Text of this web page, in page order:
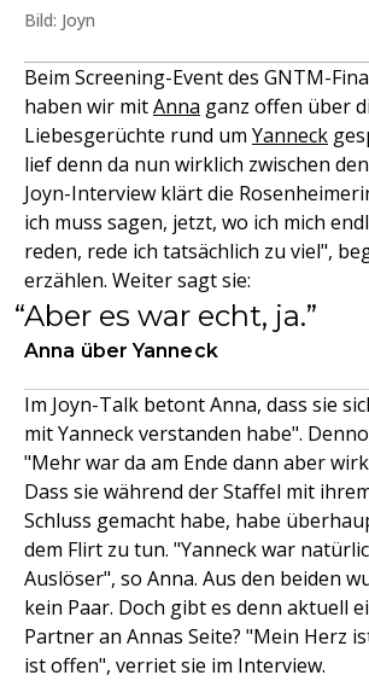
Bild: Joyn
Beim Screening-Event des GNTM-
haben wir mitAnna ganz offen über
Liebesgerüchte rund um Yanneck
lief denn da nun wirklich zwischen
Joyn-Interview klärt die
ich muss sagen, jetzt, wo ich mich
reden, rede ich tatsächlich zu viel",
erzählen. Weiter sagt sie:
Aber es war echt, ja.
Anna über Yanneck
Im Joyn-Talk betont Anna, dass sie
mit Yanneck verstanden habe".
"Mehr war da am Ende dann aber
Dass sie während der Staffel mit
Schluss gemacht habe, habe
dem Flirt zu tun. "Yanneck war
Auslöser", so Anna. Aus den beiden
kein Paar. Doch gibt es denn aktuell
Partner an Annas Seite? "Mein Herz
ist offen", verriet sie im Interview.